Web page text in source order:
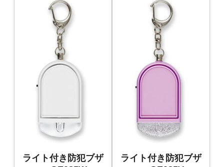
ライト付き防犯ブザ
ライト付き防犯ブザ